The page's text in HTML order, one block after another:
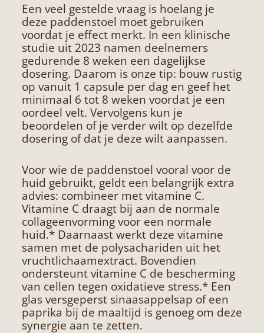
Een veel gestelde vraag is hoelang je
deze paddenstoel moet gebruiken
voordat je effect merkt. In een klinische
studie uit 2023 namen deelnemers
gedurende 8 weken een dagelijkse
dosering. Daarom is onze tip: bouw rustig
op vanuit 1 capsule per dag en geef het
minimaal 6 tot 8 weken voordat je een
oordeel velt. Vervolgens kun je
beoordelen of je verder wilt op dezelfde
dosering of dat je deze wilt aanpassen.
Voor wie de paddenstoel vooral voor de
huid gebruikt, geldt een belangrijk extra
advies: combineer met vitamine C.
Vitamine C draagt bij aan de normale
collageenvorming voor een normale
huid.* Daarnaast werkt deze vitamine
samen met de polysachariden uit het
vruchtlichaamextract. Bovendien
ondersteunt vitamine C de bescherming
van cellen tegen oxidatieve stress.* Een
glas versgeperst sinaasappelsap of een
paprika bij de maaltijd is genoeg om deze
synergie aan te zetten.